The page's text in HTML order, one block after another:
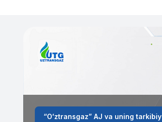
“Oʻztransgaz” AJ va uning tarkibiy